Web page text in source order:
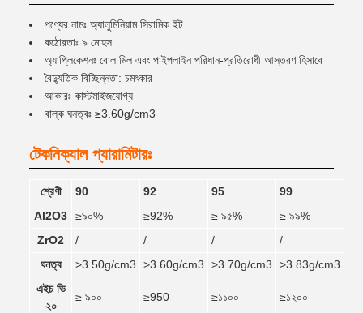
পণ্যের নামঃ অ্যালুমিনিয়াম সিরামিক ইট
কঠোরতাঃ ৯ মোহস
অ্যাপ্লিকেশনঃ বোল মিল এবং পাইপলাইন পরিধান-প্রতিরোধী আস্তরণ হিসাবে
বৈদ্যুতিক বিচ্ছিন্নতা: চমৎকার
আকারঃ কাস্টমাইজযোগ্য
বাল্ক ঘনত্বঃ ≥3.60g/cm3
টেকনিক্যাল প্যারামিটারঃ
শ্রেণী 90 92 95
99
Al2O3
≥৯০% ≥92% ≥ ৯৫%
≥ ৯৯%
ZrO2
/ / /
/
ঘনত্ব
>3.50g/cm3 >3.60g/cm3 >3.70g/cm3
>3.83g/cm3
এইচ ভি
২০
≥ ৯০০ ≥950 ≥১১০০ ≥১২০০